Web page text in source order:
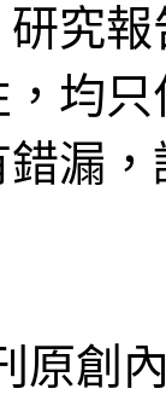
究
均
漏
原創